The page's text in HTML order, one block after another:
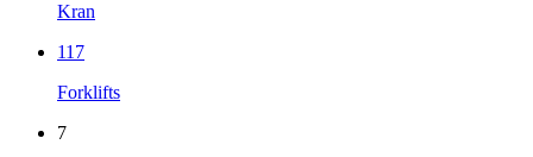
Kran
117
Forklifts
7